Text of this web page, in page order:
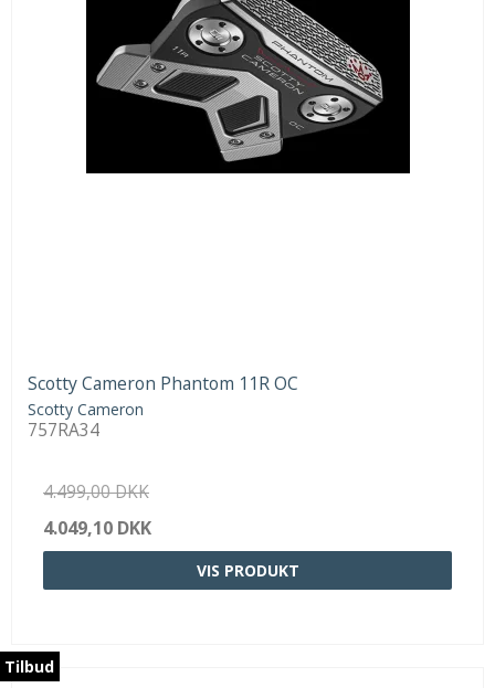
Scotty Cameron Phantom 11R OC
Scotty Cameron
757RA34
4.499,00 DKK
4.049,10 DKK
VIS PRODUKT
Tilbud